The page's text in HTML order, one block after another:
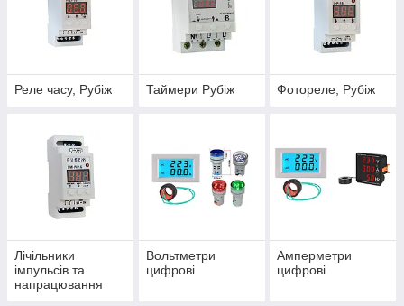
Реле часу, Рубіж Таймери Рубіж Фотореле, Рубіж
Лічільники
імпульсів та
напрацювання
Вольтметри
цифрові
Амперметри
цифрові